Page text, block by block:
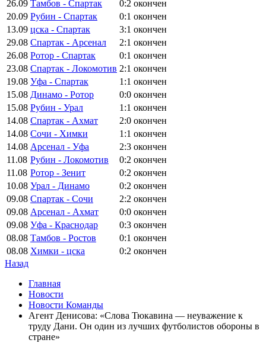
26.09 Тамбов - Спартак 0:2 окончен
20.09 Рубин - Спартак 0:1 окончен
13.09 цска - Спартак 3:1 окончен
29.08 Спартак - Арсенал 2:1 окончен
26.08 Ротор - Спартак 0:1 окончен
23.08 Спартак - Локомотив 2:1 окончен
19.08 Уфа - Спартак 1:1 окончен
15.08 Динамо - Ротор 0:0 окончен
15.08 Рубин - Урал 1:1 окончен
14.08 Спартак - Ахмат 2:0 окончен
14.08 Сочи - Химки 1:1 окончен
14.08 Арсенал - Уфа 2:3 окончен
11.08 Рубин - Локомотив 0:2 окончен
11.08 Ротор - Зенит 0:2 окончен
10.08 Урал - Динамо 0:2 окончен
09.08 Спартак - Сочи 2:2 окончен
09.08 Арсенал - Ахмат 0:0 окончен
09.08 Уфа - Краснодар 0:3 окончен
08.08 Тамбов - Ростов 0:1 окончен
08.08 Химки - цска 0:2 окончен
Назад
Главная
Новости
Новости Команды
Агент Денисова: «Слова Тюкавина — неуважение к
труду Дани. Он один из лучших футболистов обороны в
стране»